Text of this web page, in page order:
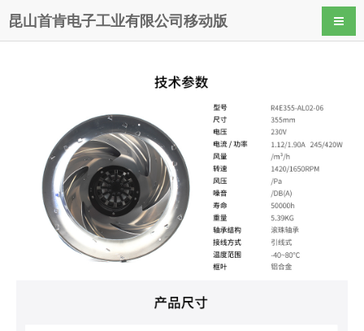
昆山首肯电子工业有限公司移动版 导航